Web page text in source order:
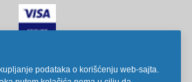
podataka o korišćenju web-sajta.
su u dinarima. PDV je uračunat u
koristi sve svoje resurse da Vam svi artikli